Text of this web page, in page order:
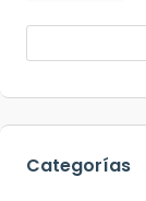
Categorías